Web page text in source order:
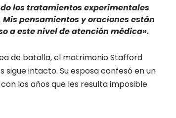
los tratamientos experimentales
pensamientos y oraciones están
a este nivel de atención médica».
de batalla, el matrimonio Stafford
intacto. Su esposa confesó en un
los años que les resulta imposible